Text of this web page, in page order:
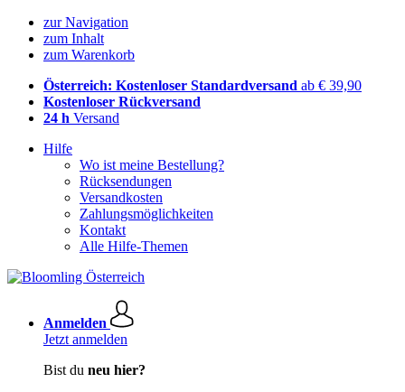
zur Navigation
zum Inhalt
zum Warenkorb
Österreich: Kostenloser Standardversand ab € 39,90
Kostenloser Rückversand
24 h Versand
Hilfe
Wo ist meine Bestellung?
Rücksendungen
Versandkosten
Zahlungsmöglichkeiten
Kontakt
Alle Hilfe-Themen
Anmelden
Jetzt anmelden
Bist du neu hier?